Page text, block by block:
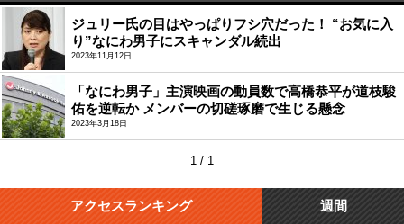
ジュリー氏の目はやっぱりフシ穴だった！ “お気に入
り”なにわ男子にスキャンダル続出
2023年11月12日
「なにわ男子」主演映画の動員数で高橋恭平が道枝駿
佑を逆転か メンバーの切磋琢磨で生じる懸念
2023年3月18日
1 / 1
アクセスランキング 週間